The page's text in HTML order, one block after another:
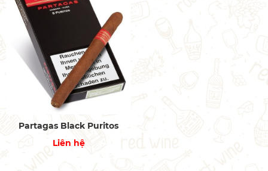
Partagas Black Puritos
Liên hệ